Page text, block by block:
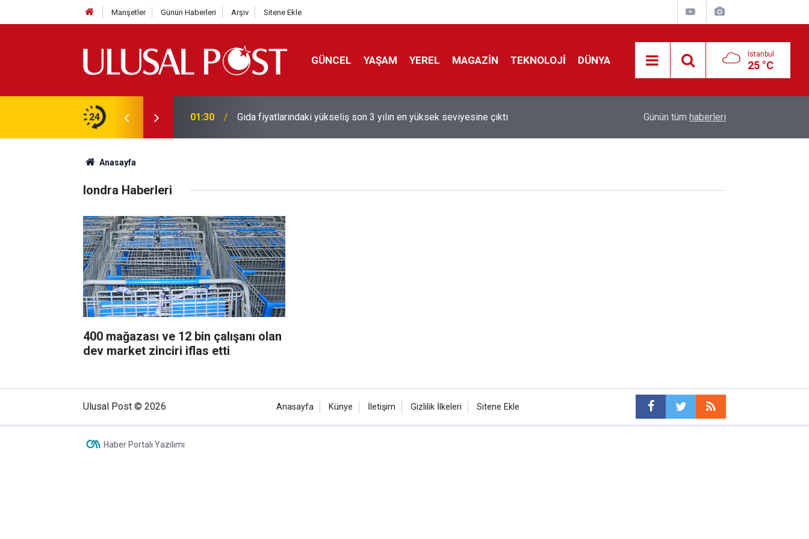
Manşetler Günün Haberleri Arşiv Sitene Ekle
GÜNCEL YAŞAM YEREL MAGAZİN TEKNOLOJİ DÜNYA İstanbul
25 °C
24
için 72 aya kadar yapılandırma fırsatı 01:30 Gıda fiyatlarındaki yükseliş son 3 yılın en yüksek seviyesine çıktı Galatasaray'dan sekiz kişi hakkında savcılığa
Günün tüm haberleri
Anasayfa
londra Haberleri
400 mağazası ve 12 bin çalışanı olan
dev market zinciri iflas etti
Ulusal Post © 2026 Anasayfa Künye İletişim Gizlilik İlkeleri Sitene Ekle
Haber Portalı Yazılımı